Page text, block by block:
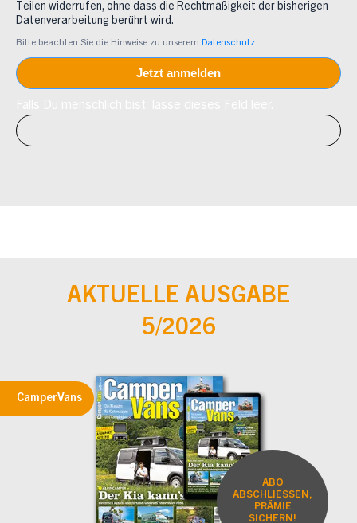
Teilen widerrufen, ohne dass die Rechtmäßigkeit der bisherigen
Datenverarbeitung berührt wird.
Bitte beachten Sie die Hinweise zu unserem Datenschutz.
AKTUELLE AUSGABE
5/2026
CamperVans
ABO
ABSCHLIESSEN,
PRÄMIE
SICHERN!